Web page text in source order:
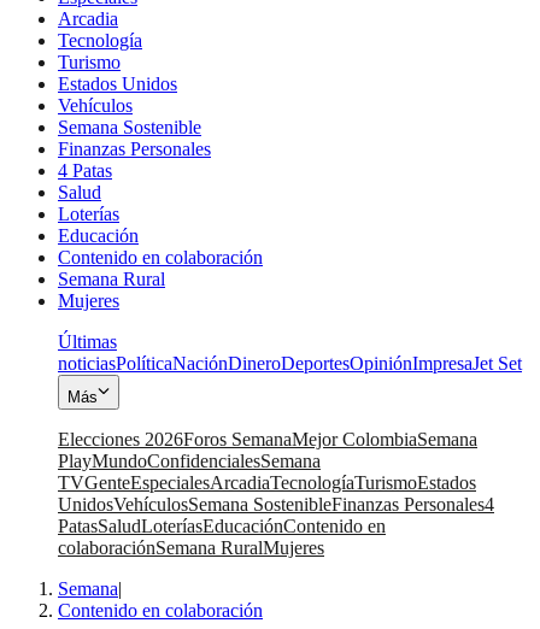
Arcadia
Tecnología
Turismo
Estados Unidos
Vehículos
Semana Sostenible
Finanzas Personales
4 Patas
Salud
Loterías
Educación
Contenido en colaboración
Semana Rural
Mujeres
Últimas
noticiasPolíticaNaciónDineroDeportesOpiniónImpresaJet Set
Más
Elecciones 2026Foros SemanaMejor ColombiaSemana
PlayMundoConfidencialesSemana
TVGenteEspecialesArcadiaTecnologíaTurismoEstados
UnidosVehículosSemana SostenibleFinanzas Personales4
PatasSaludLoteríasEducaciónContenido en
colaboraciónSemana RuralMujeres
Semana|
Contenido en colaboración